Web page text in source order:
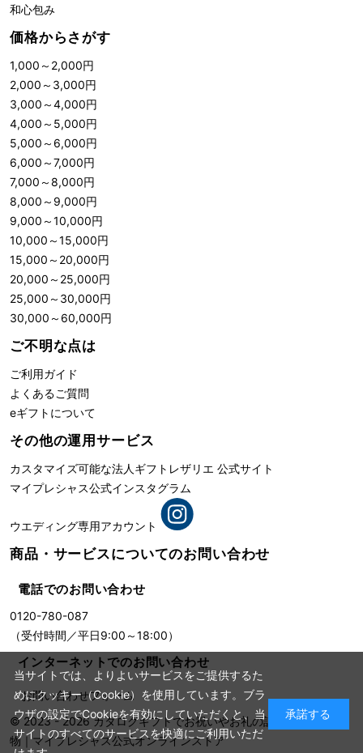
和心包み
価格からさがす
1,000 ～ 2,000円
2,000 ～ 3,000円
3,000 ～4,000円
4,000 ～ 5,000円
5,000 ～ 6,000円
6,000 ～7,000円
7,000 ～8,000円
8,000 ～ 9,000円
9,000 ～10,000円
10,000 ～15,000円
15,000 ～ 20,000円
20,000 ～ 25,000円
25,000 ～ 30,000円
30,000 ～ 60,000円
ご不明な点は
ご利用ガイド
よくあるご質問
eギフトについて
その他の運用サービス
カスタマイズ可能な法人ギフト レザリエ 公式サイト
マイプレシャス公式インスタグラム
ウエディング専用アカウント
商品・サービスについてのお問い合わせ
電話でのお問い合わせ
0120-780-087
（受付時間／平日9:00～18:00）
インターネットでのお問い合わせ
お問い合わせフォーム
© 2023 - 2026カタログギフトでお祝いやお礼の記念に残る贈り
物｜マイプレシャス公式オンラインストア
当サイトでは、よりよいサービスをご提供するた
めにクッキー（Cookie）を使用しています。ブラ
ウザの設定でCookieを有効にしていただくと、当
サイトのすべてのサービスを快適にご利用いただ
承諾する